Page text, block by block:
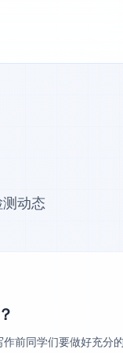
动态
前同学们要做好充分